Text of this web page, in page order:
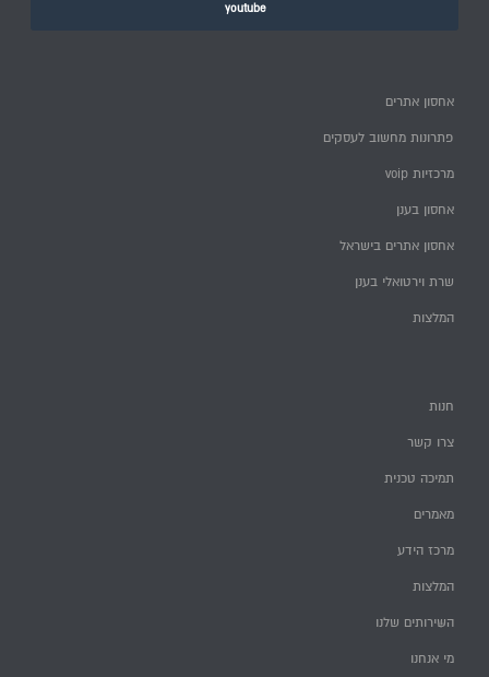
youtube
אחסון אתרים
פתרונות מחשוב לעסקים
מרכזיות voip
אחסון בענן
אחסון אתרים בישראל
שרת וירטואלי בענן
המלצות
חנות
צרו קשר
תמיכה טכנית
מאמרים
מרכז הידע
המלצות
השירותים שלנו
מי אנחנו